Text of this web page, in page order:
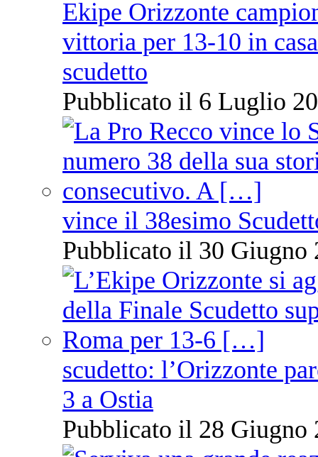
Ekipe Orizzonte
vittoria per 13-10 in
scudetto
Pubblicato il 6 Luglio
vince il 38esimo
Pubblicato il 30 Giugno
scudetto: l’Orizzonte
3 a Ostia
Pubblicato il 28 Giugno